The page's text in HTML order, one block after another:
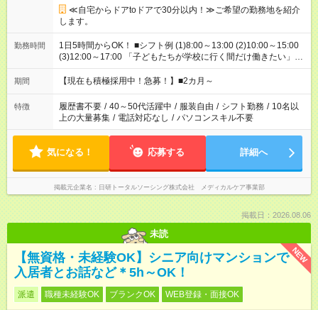
≪自宅からドアtoドアで30分以内！≫ご希望の勤務地を紹介
します。
勤務時間
1日5時間からOK！ ■シフト例 (1)8:00～13:00 (2)10:00～15:00
(3)12:00～17:00 「子どもたちが学校に行く間だけ働きたい」
「余裕を持って夕飯の準備がしたい」 「午前中は働いて、午後
はプライベートの時間にしたい」 など、ご希望を教えてくださ
間と、もう1つのお仕事の勤務時間。 合計で週40時間を超える
場合は応募できません。
期間 【現在も積極採用中！急募！】■2カ月～
特徴 履歴書不要 / 40～50代活躍中 / 服装自由 / シフト勤務 / 10名以
上の大量募集 / 電話対応なし / パソコンスキル不要
気になる！ 応募する 詳細へ
掲載元企業名 日研トータルソーシング株式会社 メディカルケア事業部
掲載日：2026.08.06
未読
NEW
【無資格・未経験OK】シニア向けマンションで
入居者とお話など＊5h～OK！
派遣 職種未経験OK ブランクOK WEB登録・面接OK